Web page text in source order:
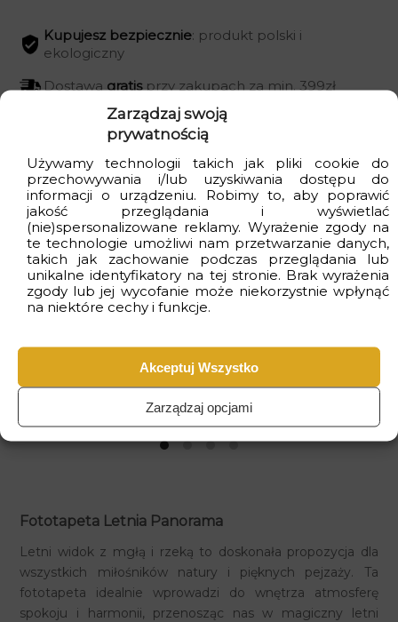
Zarządzaj swoją
prywatnością
Używamy technologii takich jak pliki cookie do
przechowywania i/lub uzyskiwania dostępu do
informacji o urządzeniu. Robimy to, aby poprawić
jakość przeglądania i wyświetlać
(nie)spersonalizowane reklamy. Wyrażenie zgody na
te technologie umożliwi nam przetwarzanie danych,
takich jak zachowanie podczas przeglądania lub
unikalne identyfikatory na tej stronie. Brak wyrażenia
zgody lub jej wycofanie może niekorzystnie wpłynąć
na niektóre cechy i funkcje.
Akceptuj Wszystko
Zarządzaj opcjami
Kupujesz bezpiecznie: produkt polski i
ekologiczny
Dostawa gratisprzy zakupach za min. 399zł
Czas realizacjiod 2 do 4 dniroboczych
Wizualizacje
Fototapeta Letnia Panorama
Letni widok z mgłą i rzeką to doskonała propozycja dla
wszystkich miłośników natury i pięknych pejzaży. Ta
fototapeta idealnie wprowadzi do wnętrza atmosferę
spokoju i harmonii, przenosząc nas w magiczny letni